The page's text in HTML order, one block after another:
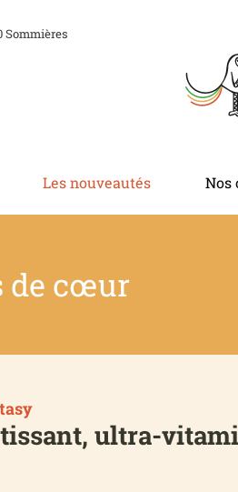
Sommières
Les nouveautés Nos
de cœur
ultra-